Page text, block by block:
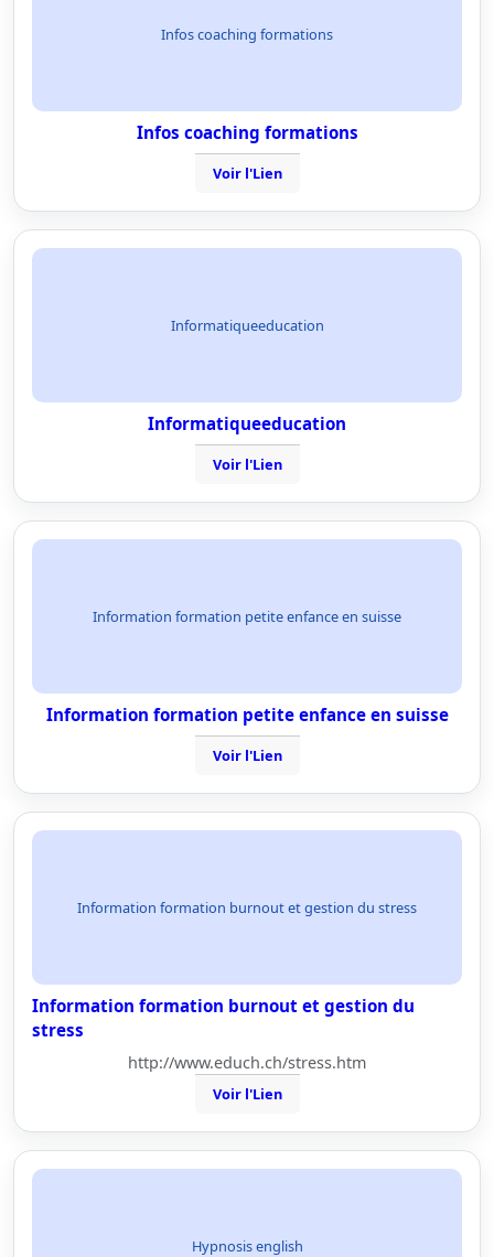
Infos coaching formations
Infos coaching formations
Voir l'Lien
Informatiqueeducation
Informatiqueeducation
Voir l'Lien
Information formation petite enfance en suisse
Information formation petite enfance en suisse
Voir l'Lien
Information formation burnout et gestion du stress
Information formation burnout et gestion du
stress
http://www.educh.ch/stress.htm
Voir l'Lien
Hypnosis english